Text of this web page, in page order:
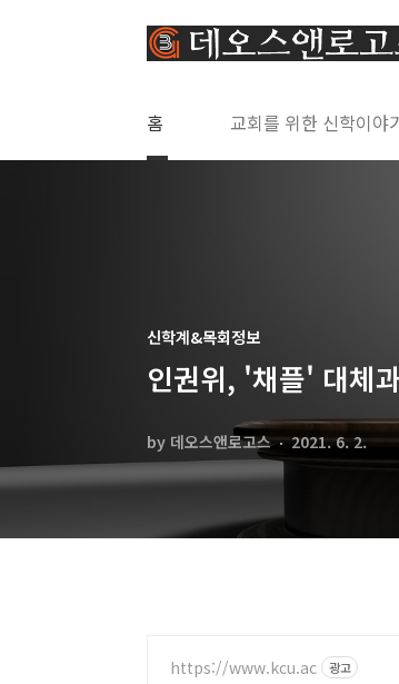
홈 교회를 위한 신학이야
신학계&목회정보
인권위, '채플' 대체
by 데오스앤로고스 2021. 6. 2.
https://www.kcu.ac 광고